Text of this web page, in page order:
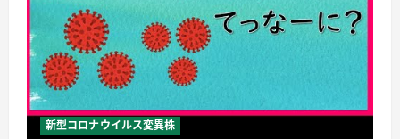
新型コロナウイルス変異株